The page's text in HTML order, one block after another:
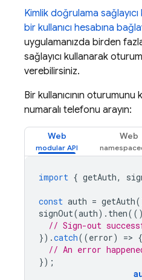
Kimlik doğrulama
bir kullanıcı hesabına
uygulamanızda birden
sağlayıcı kullanarak
verebilirsiniz.
Bir kullanıcının
numaralı telefonu arayın:
Web Web
import { getAuth,
const auth = getAuth
signOut(auth). then(()
// Sign-out
}).catch((error) => {
// An error
});